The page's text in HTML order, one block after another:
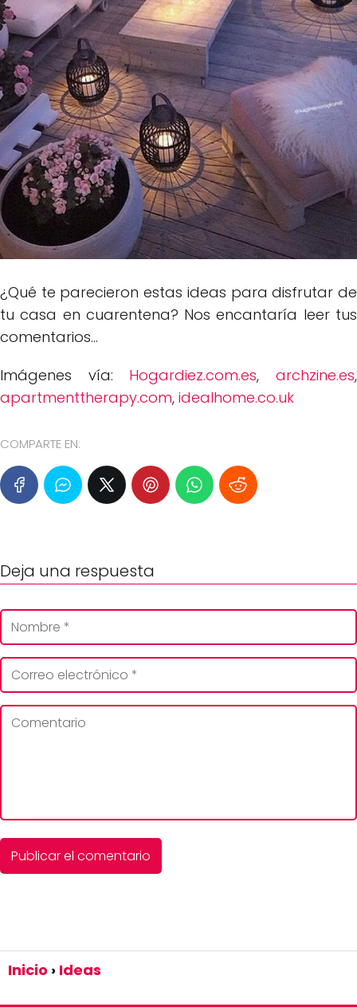
¿Qué te parecieron estas ideas para disfrutar de
tu casa en cuarentena? Nos encantaría leer tus
comentarios...
Imágenes vía: Hogardiez.com.es,archzine.es,
apartmenttherapy.com, idealhome.co.uk
COMPARTE EN:
Deja una respuesta
Inicio Ideas